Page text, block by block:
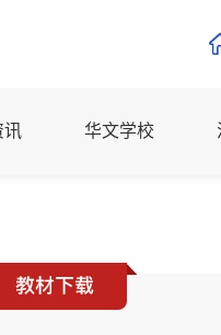
讯 华文学校